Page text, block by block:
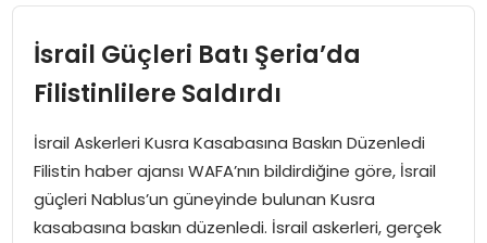
YAŞAM
SAĞLIK
MAGAZIN
İsrail Güçleri Batı Şeria’da
Filistinlilere Saldırdı
İsrail Askerleri Kusra Kasabasına Baskın Düzenledi
Filistin haber ajansı WAFA’nın bildirdiğine göre, İsrail
güçleri Nablus’un güneyinde bulunan Kusra
kasabasına baskın düzenledi. İsrail askerleri, gerçek